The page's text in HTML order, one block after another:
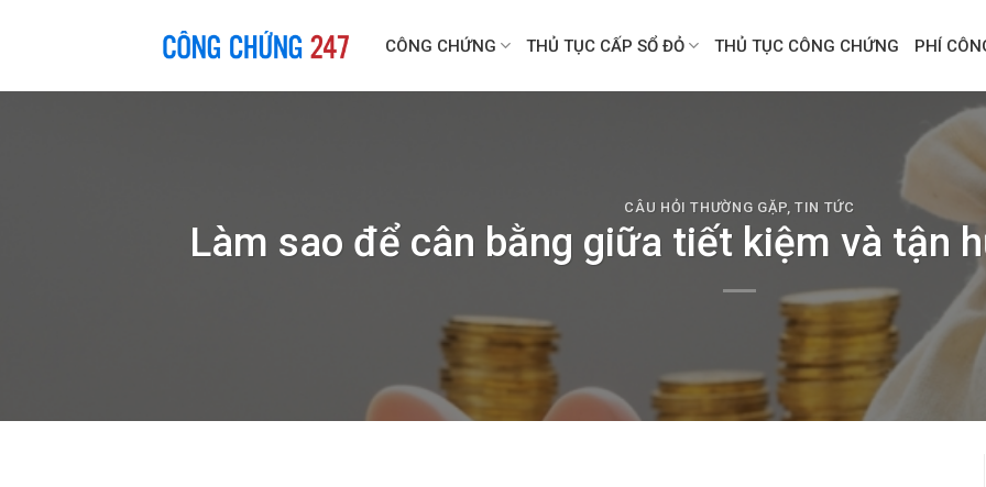
CÔNG CHỨNG THỦ TỤC CẤP SỔ ĐỎ THỦ TỤC CÔNG CHỨNG PHÍ
CÂU HỎI THƯỜNG GẶP,TIN TỨC
Làm sao để cân bằng giữa tiết kiệm và tận